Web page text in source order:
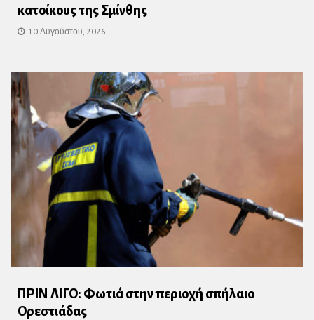
κατοίκους της Σμίνθης
10 Αυγούστου, 2026
ΠΡΙΝ ΛΙΓΟ: Φωτιά στην περιοχή σπήλαιο
Ορεστιάδας